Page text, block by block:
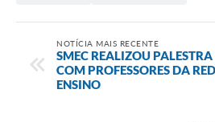
NOTÍCIA MAIS RECENTE
SMEC REALIZOU
COM PROFESSORES DA
ENSINO